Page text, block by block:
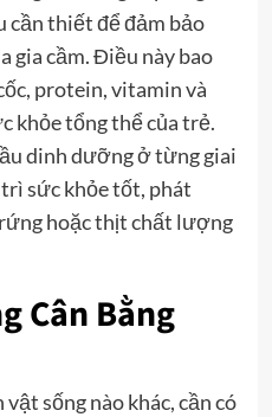
cần thiết để đảm bảo
gia cầm. Điều này bao
protein, vitamin và
khỏe tổng thể của trẻ.
dinh dưỡng ở từng giai
sức khỏe tốt, phát
hoặc thịt chất lượng
Cân Bằng
sống nào khác, cần có